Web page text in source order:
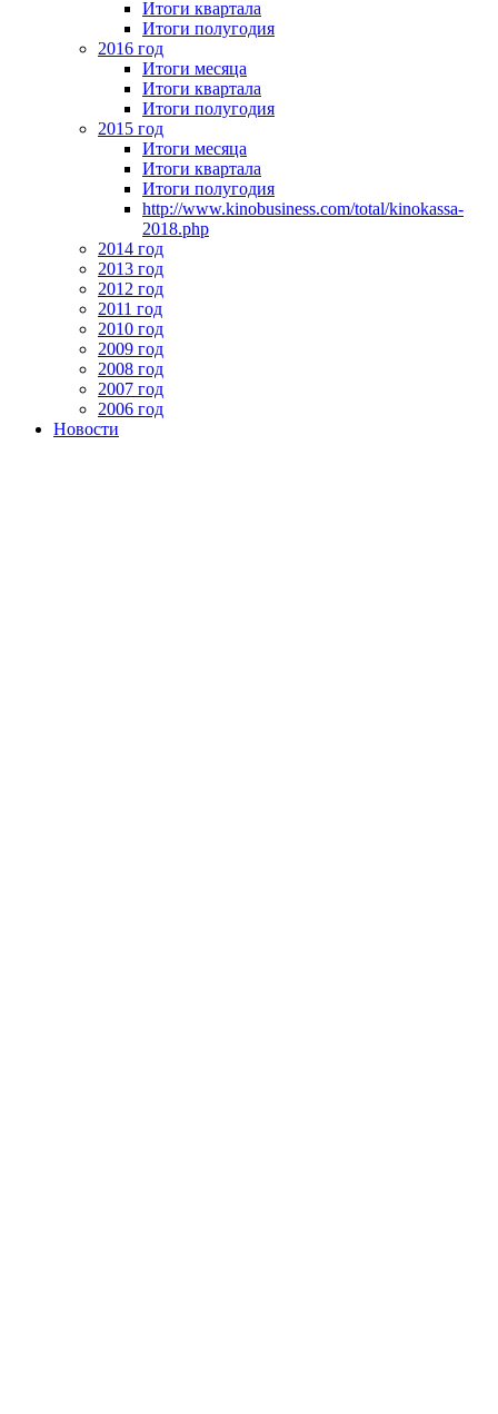
Итоги квартала
Итоги полугодия
2016 год
Итоги месяца
Итоги квартала
Итоги полугодия
2015 год
Итоги месяца
Итоги квартала
Итоги полугодия
http://www.kinobusiness.com/total/kinokassa-
2018.php
2014 год
2013 год
2012 год
2011 год
2010 год
2009 год
2008 год
2007 год
2006 год
Новости